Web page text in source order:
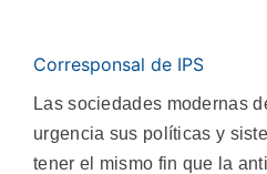
Corresponsal de IPS
Las sociedades modernas
urgencia sus políticas y
tener el mismo fin que la